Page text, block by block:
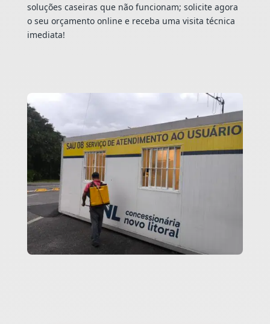
soluções caseiras que não funcionam; solicite agora
o seu orçamento online e receba uma visita técnica
imediata!